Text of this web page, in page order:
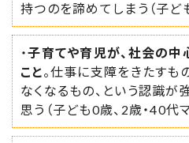
持つのを諦めてしまう（子ど
・子育てや育児が、社会の中
こと。仕事に支障をきたすも
なくなるもの、という認識が
思う（子ども0歳、2歳・40代マ